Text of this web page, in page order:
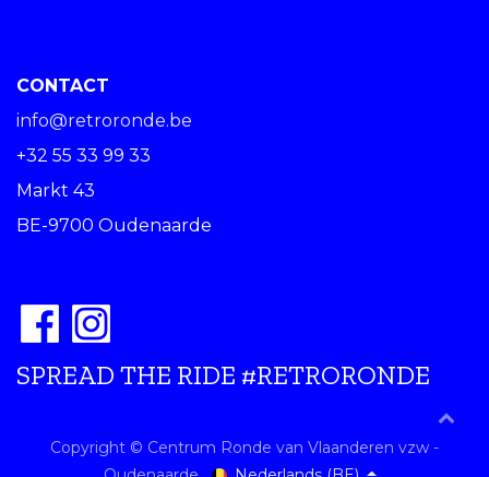
CONTACT
info@retroronde.be
+32 55 33 99 33
Markt 43
BE-9700 Oudenaarde
SPREAD THE RIDE #RETRORONDE
Copyright © Centrum Ronde van Vlaanderen vzw -